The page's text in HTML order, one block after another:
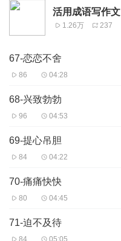
活用成语写作文
1.26万 237
67-恋恋不舍
86 04:28
68-兴致勃勃
96 04:53
69-提心吊胆
84 04:22
70-痛痛快快
80 04:45
71-迫不及待
84 05:05